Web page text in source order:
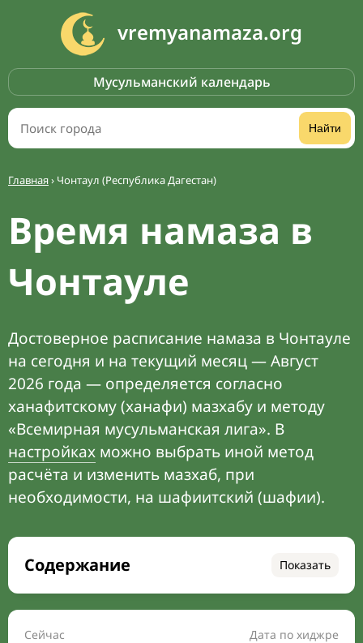
vremyanamaza.org
Мусульманский календарь
Найти
Главная› Чонтаул (Республика Дагестан)
Время намаза в
Чонтауле
Достоверное расписание намаза в Чонтауле
на сегодня и на текущий месяц — Август
2026 года — определяется согласно
ханафитскому (ханафи) мазхабу и методу
«Всемирная мусульманская лига». В
настройках можно выбрать иной метод
расчёта и изменить мазхаб, при
необходимости, на шафиитский (шафии).
Содержание Показать
Время намаза на сегодня
Расписание на месяц
Сейчас Дата по хиджре